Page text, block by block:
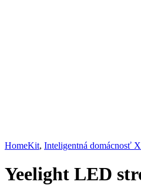
HomeKit, Inteligentná domácnosť
Yeelight LED